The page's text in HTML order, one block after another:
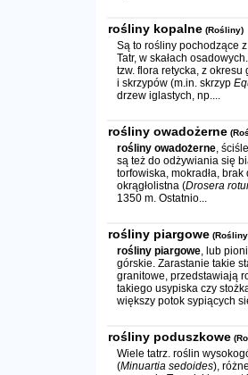
rośliny kopalne (Rośliny)
Są to rośliny pochodzące
Tatr, w skałach
tzw. flora retycka, z okresu
i skrzypów (m.in. skrzyp
drzew iglastych, np....
rośliny owadożerne
rośliny owadożerne,
są też do odżywiania się
torfowiska, mokradła,
okrągłolistna (Drosera
1350 m. Ostatnio...
rośliny piargowe
rośliny piargowe, lub
górskie. Zarastanie takie
granitowe, przedstawiają
takiego usypiska czy
większy potok sypiących
rośliny poduszkowe
Wiele tatrz. roślin
(Minuartia sedoides),